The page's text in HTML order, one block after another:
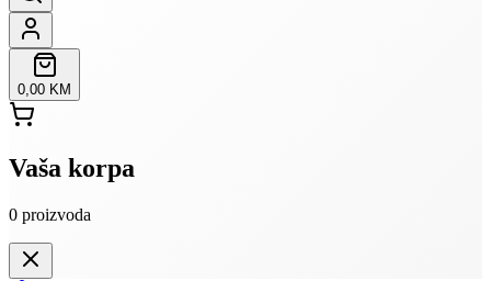
0,00 KM
Vaša korpa
0 proizvoda